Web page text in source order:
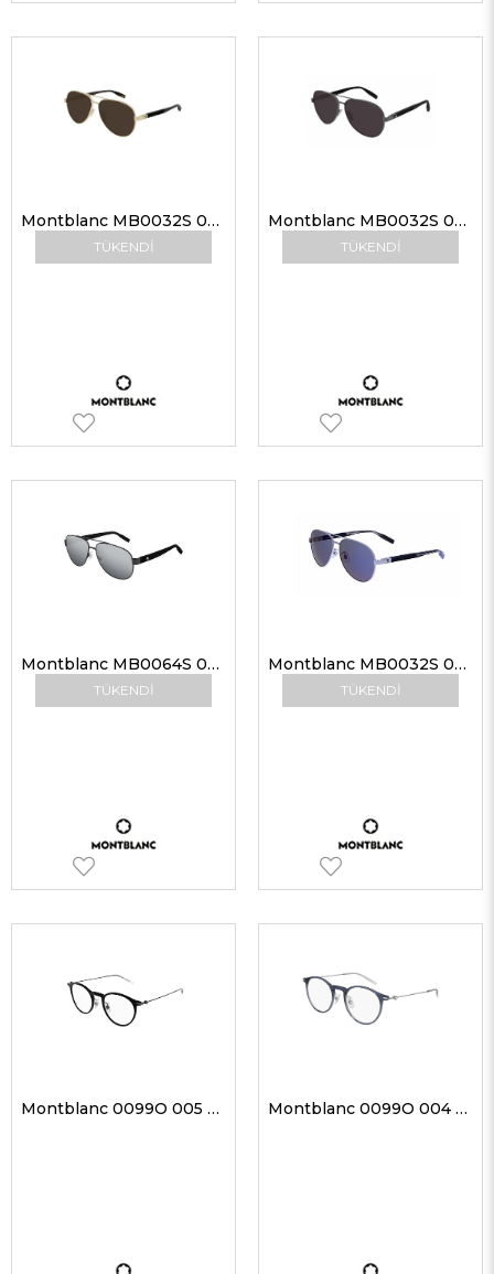
TÜKENDI
Montblanc MB0032S 003 61 Güneş Gözlüğü
TÜKENDI
Montblanc MB0032S 001 61 Güneş Gözlüğü
TÜKENDI
Montblanc MB0064S 008 62 Güneş Gözlüğü
TÜKENDI
Montblanc MB0032S 002 61 Unisex Güneş Gözlükleri
Montblanc 0099O 005 48-21 Unisex Optik Gözlükler Montblanc 0099O 004 48-21 Unisex Optik Gözlükler